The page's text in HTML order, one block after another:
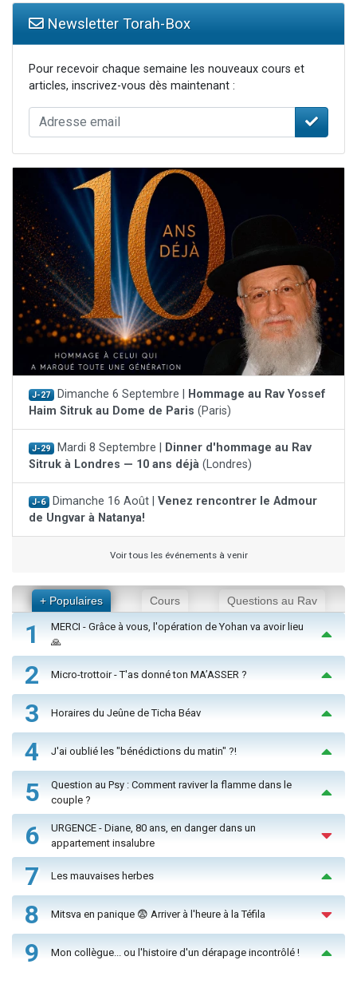
Newsletter Torah-Box
Pour recevoir chaque semaine les nouveaux cours et
articles, inscrivez-vous dès maintenant :
J-27 Dimanche 6 Septembre |
Hommage au Rav Yossef
Haim Sitruk au Dome de Paris (Paris)
J-29 Mardi 8 Septembre |
Dinner d'hommage au Rav
Sitruk à Londres — 10 ans déjà (Londres)
J-6 Dimanche 16 Août | Venez rencontrer le Admour
de Ungvar à Natanya!
Voir tous les événements à venir
+ Populaires Cours Questions au Rav
1
MERCI - Grâce à vous, l'opération de Yohan va avoir lieu
🙏
2 Micro-trottoir - T'as donné ton MA’ASSER ?
3 Horaires du Jeûne de Ticha Béav
4 J'ai oublié les "bénédictions du matin" ?!
5
Question au Psy : Comment raviver la flamme dans le
couple ?
6
URGENCE - Diane, 80 ans, en danger dans un
appartement insalubre
7 Les mauvaises herbes
8 Mitsva en panique 😨 Arriver à l'heure à la Téfila
9 Mon collègue... ou l'histoire d'un dérapage incontrôlé !